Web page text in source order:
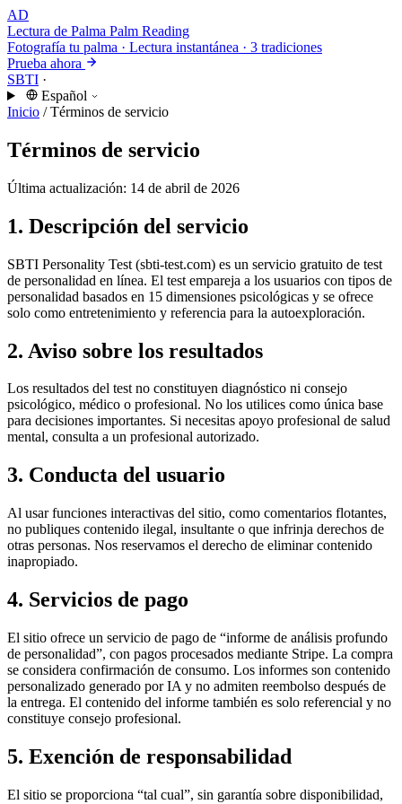
AD
Lectura de Palma Palm Reading
Fotografía tu palma · Lectura instantánea · 3 tradiciones
Prueba ahora
SBTI ·
Español
Inicio / Términos de servicio
Términos de servicio
Última actualización: 14 de abril de 2026
1. Descripción del servicio
SBTI Personality Test (sbti-test.com) es un servicio gratuito de test
de personalidad en línea. El test empareja a los usuarios con tipos de
personalidad basados en 15 dimensiones psicológicas y se ofrece
solo como entretenimiento y referencia para la autoexploración.
2. Aviso sobre los resultados
Los resultados del test no constituyen diagnóstico ni consejo
psicológico, médico o profesional. No los utilices como única base
para decisiones importantes. Si necesitas apoyo profesional de salud
mental, consulta a un profesional autorizado.
3. Conducta del usuario
Al usar funciones interactivas del sitio, como comentarios flotantes,
no publiques contenido ilegal, insultante o que infrinja derechos de
otras personas. Nos reservamos el derecho de eliminar contenido
inapropiado.
4. Servicios de pago
El sitio ofrece un servicio de pago de “informe de análisis profundo
de personalidad”, con pagos procesados mediante Stripe. La compra
se considera confirmación de consumo. Los informes son contenido
personalizado generado por IA y no admiten reembolso después de
la entrega. El contenido del informe también es solo referencial y no
constituye consejo profesional.
5. Exención de responsabilidad
El sitio se proporciona “tal cual”, sin garantía sobre disponibilidad,